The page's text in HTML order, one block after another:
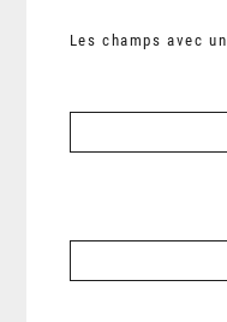
Les champs avec